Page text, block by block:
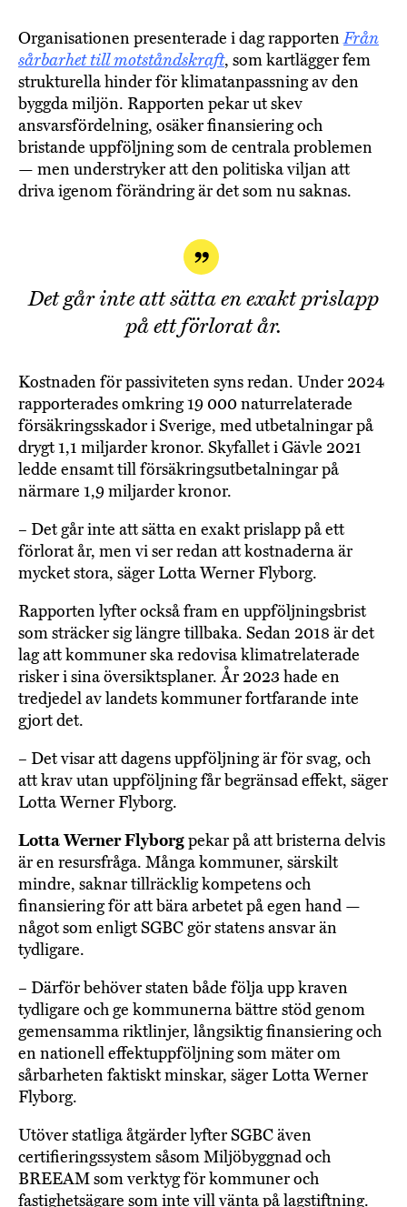
Organisationen presenterade i dag rapportenFrån
sårbarhet till motståndskraft, som kartlägger fem
strukturella hinder för klimatanpassning av den
byggda miljön. Rapporten pekar ut skev
ansvarsfördelning, osäker finansiering och
bristande uppföljning som de centrala problemen
— men understryker att den politiska viljan att
driva igenom förändring är det som nu saknas.
Det går inte att sätta en exakt prislapp
på ett förlorat år.
Kostnaden för passiviteten syns redan. Under 2024
rapporterades omkring 19 000 naturrelaterade
försäkringsskador i Sverige, med utbetalningar på
drygt 1,1 miljarder kronor. Skyfallet i Gävle 2021
ledde ensamt till försäkringsutbetalningar på
närmare 1,9 miljarder kronor.
– Det går inte att sätta en exakt prislapp på ett
förlorat år, men vi ser redan att kostnaderna är
mycket stora, säger Lotta Werner Flyborg.
Rapporten lyfter också fram en uppföljningsbrist
som sträcker sig längre tillbaka. Sedan 2018 är det
lag att kommuner ska redovisa klimatrelaterade
risker i sina översiktsplaner. År 2023 hade en
tredjedel av landets kommuner fortfarande inte
gjort det.
– Det visar att dagens uppföljning är för svag, och
att krav utan uppföljning får begränsad effekt, säger
Lotta Werner Flyborg.
Lotta Werner Flyborgpekar på att bristerna delvis
är en resursfråga. Många kommuner, särskilt
mindre, saknar tillräcklig kompetens och
finansiering för att bära arbetet på egen hand —
något som enligt SGBC gör statens ansvar än
tydligare.
– Därför behöver staten både följa upp kraven
tydligare och ge kommunerna bättre stöd genom
gemensamma riktlinjer, långsiktig finansiering och
en nationell effektuppföljning som mäter om
sårbarheten faktiskt minskar, säger Lotta Werner
Flyborg.
Utöver statliga åtgärder lyfter SGBC även
certifieringssystem såsom Miljöbyggnad och
BREEAM som verktyg för kommuner och
fastighetsägare som inte vill vänta på lagstiftning.